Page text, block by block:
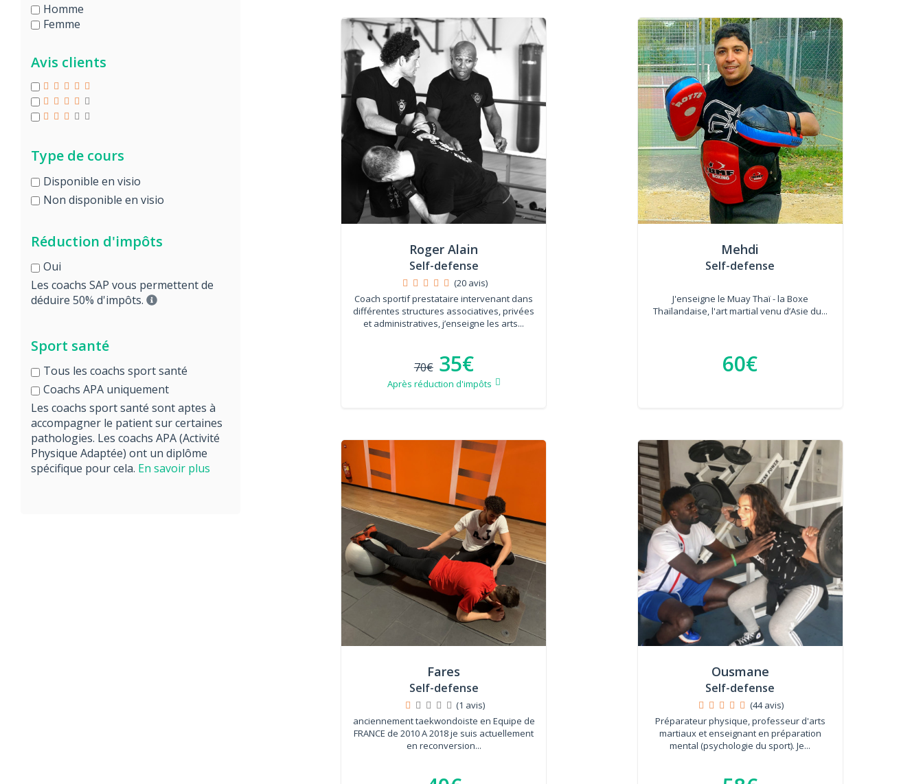
Homme
Femme
Avis clients
Type de cours
Disponible en visio
Non disponible en visio
Réduction d'impôts
Oui
Les coachs SAP vous permettent de
déduire 50% d'impôts.
Sport santé
Tous les coachs sport santé
Coachs APA uniquement
Les coachs sport santé sont aptes à
accompagner le patient sur certaines
pathologies. Les coachs APA (Activité
Physique Adaptée) ont un diplôme
spécifique pour cela. En savoir plus
Roger Alain
Self-defense
(20 avis)
Coach sportif prestataire intervenant dans
différentes structures associatives, privées
et administratives, j’enseigne les arts...
70€ 35€
Après réduction d'impôts
Mehdi
Self-defense
J'enseigne le Muay Thaï - la Boxe
Thaïlandaise, l'art martial venu d’Asie du...
60€
Fares
Self-defense
(1 avis)
anciennement taekwondoiste en Equipe de
FRANCE de 2010 A 2018 je suis actuellement
en reconversion...
Ousmane
Self-defense
(44 avis)
Préparateur physique, professeur d'arts
martiaux et enseignant en préparation
mental (psychologie du sport). Je...